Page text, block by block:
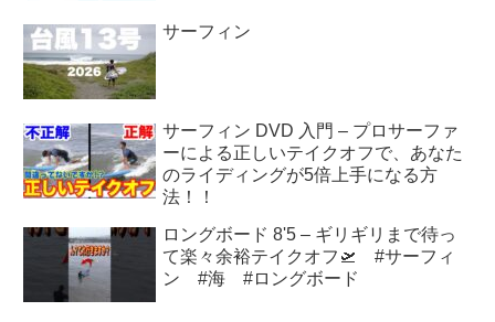
サーフィン
サーフィン DVD 入門 – プロサーファ
ーによる正しいテイクオフで、あなた
のライディングが5倍上手になる方
法！！
ロングボード 8'5 – ギリギリまで待っ
て楽々余裕テイクオフ🛫 #サーフィ
ン #海 #ロングボード